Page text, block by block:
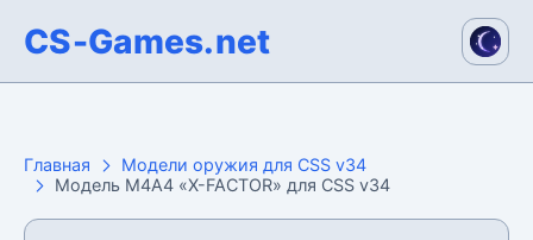
CS-Games.net
Главная
Модели оружия для CSS v34
Модель М4А4 «X-FACTOR» для CSS v34